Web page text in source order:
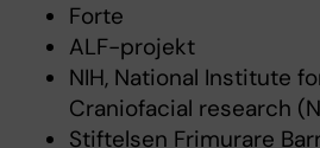
Forte
ALF-projekt
NIH, National Institute
Craniofacial research
Stiftelsen Frimurare